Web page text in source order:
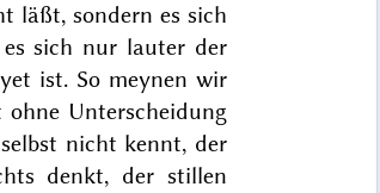
läßt, sondern es sich
sich nur lauter der
ist. So meynen wir
Unterscheidung
nicht kennt, der
denkt, der stillen